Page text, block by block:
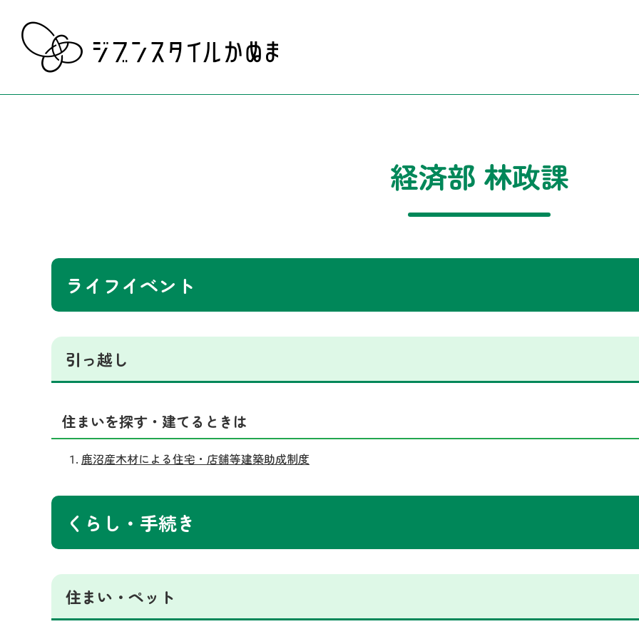
経済部 林政課
ライフイベント
引っ越し
住まいを探す・建てるときは
鹿沼産木材による住宅・店舗等建築助成制度
くらし・手続き
住まい・ペット